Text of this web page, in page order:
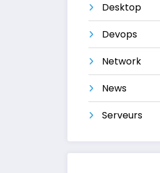
Desktop
Devops
Network
News
Serveurs